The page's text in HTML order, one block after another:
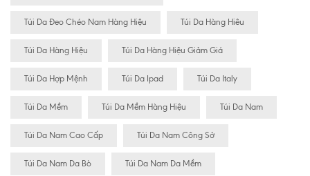
Túi Da Đeo Chéo Nam Hàng Hiệu Túi Da Hàng Hiêu
Túi Da Hàng Hiệu Túi Da Hàng Hiệu Giảm Giá
Túi Da Hợp Mệnh Túi Da Ipad Túi Da Italy
Túi Da Mềm Túi Da Mềm Hàng Hiệu Túi Da Nam
Túi Da Nam Cao Cấp Túi Da Nam Công Sở
Túi Da Nam Da Bò Túi Da Nam Da Mềm